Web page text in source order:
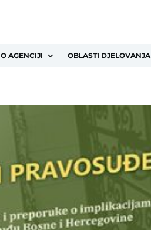
O AGENCIJI OBLASTI DJELOVANJA